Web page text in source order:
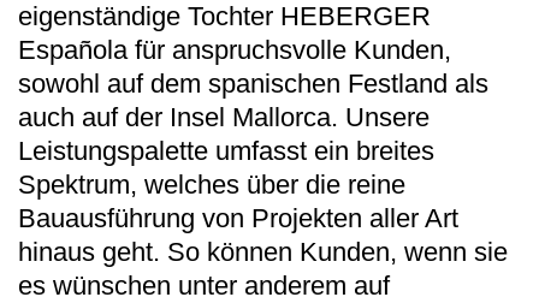
eigenständige Tochter HEBERGER
Española für anspruchsvolle Kunden,
sowohl auf dem spanischen Festland als
auch auf der Insel Mallorca. Unsere
Leistungspalette umfasst ein breites
Spektrum, welches über die reine
Bauausführung von Projekten aller Art
hinaus geht. So können Kunden, wenn sie
es wünschen unter anderem auf